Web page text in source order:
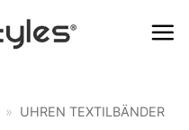
» UHREN TEXTILBÄNDER